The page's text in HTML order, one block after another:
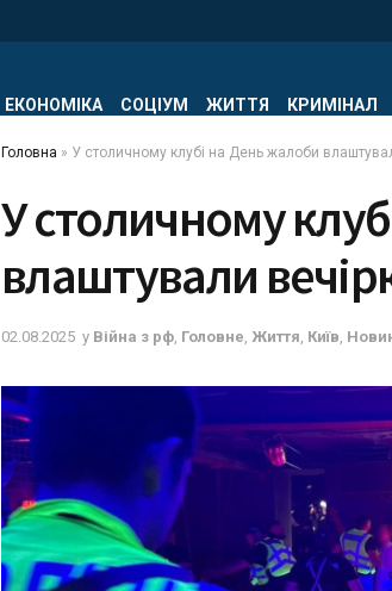
ЕКОНОМІКА СОЦІУМ ЖИТТЯ КРИМІНАЛ
Головна » У столичному клубі на День жалоби
У столичному
влаштували
02.08.2025 у Війна з рф Головне Життя Київ